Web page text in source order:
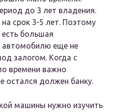
до 3 лет владения.
срок 3-5 лет. Поэтому
есть большая
автомобилю еще не
залогом. Когда с
времени важно
остался должен банку.
машины нужно изучить